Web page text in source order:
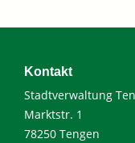
Kontakt
Stadtverwaltung
Marktstr. 1
78250 Tengen